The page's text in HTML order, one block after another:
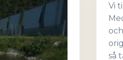
Vi
så